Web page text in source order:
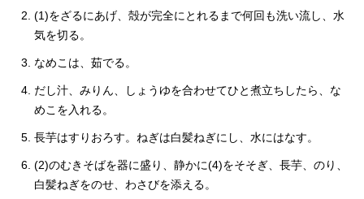
(1)をざるにあげ、殻が完全にとれるまで何回も洗い流し、水
気を切る。
なめこは、茹でる。
だし汁、みりん、しょうゆを合わせてひと煮立ちしたら、な
めこを入れる。
長芋はすりおろす。ねぎは白髪ねぎにし、水にはなす。
(2)のむきそばを器に盛り、静かに(4)をそそぎ、長芋、のり、
白髪ねぎをのせ、わさびを添える。